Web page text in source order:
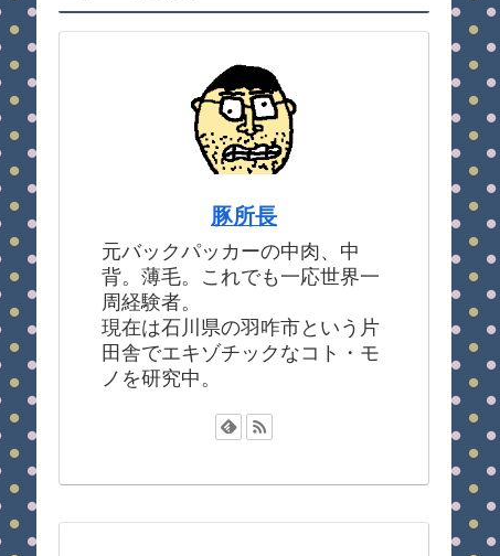
豚所長
元バックパッカーの中肉、中
背。薄毛。これでも一応世界一
周経験者。
現在は石川県の羽咋市という片
田舎でエキゾチックなコト・モ
ノを研究中。